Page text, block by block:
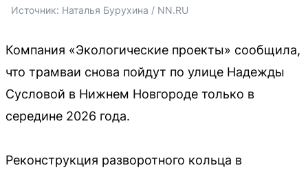
Источник: Наталья Бурухина / NN.RU
Компания «Экологические проекты» сообщила,
что трамваи снова пойдут по улице Надежды
Сусловой в Нижнем Новгороде только в
середине 2026 года.
Реконструкция разворотного кольца в